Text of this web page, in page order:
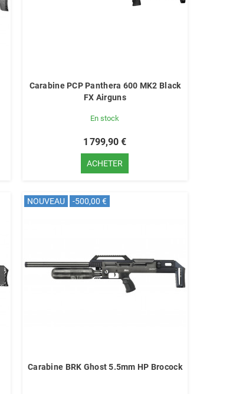
Carabine PCP Panthera 600 MK2 Black
FX Airguns
En stock
1 799,90 €
ACHETER
-500,00 €
NOUVEAU
Carabine BRK Ghost 5.5mm HP Brocock